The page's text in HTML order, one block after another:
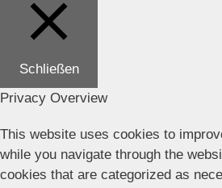
Schließen
Privacy Overview
This website uses cookies to
while you navigate through the
cookies that are categorized as